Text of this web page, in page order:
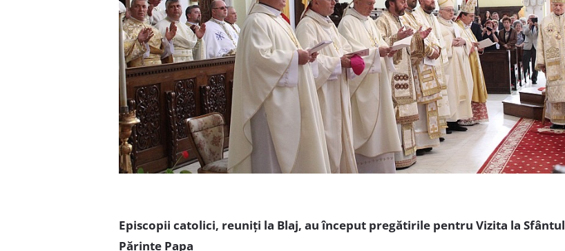
Episcopii catolici, reuniți la Blaj, au început pregătirile pentru Vizita la Sfântul
Părinte Papa